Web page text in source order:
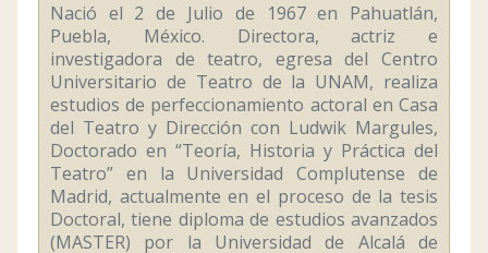
Nació el 2 de Julio de 1967 en Pahuatlán,
Puebla, México. Directora, actriz e
investigadora de teatro, egresa del Centro
Universitario de Teatro de la UNAM, realiza
estudios de perfeccionamiento actoral en Casa
del Teatro y Dirección con Ludwik Margules,
Doctorado en “Teoría, Historia y Práctica del
Teatro” en la Universidad Complutense de
Madrid, actualmente en el proceso de la tesis
Doctoral, tiene diploma de estudios avanzados
(MASTER) por la Universidad de Alcalá de